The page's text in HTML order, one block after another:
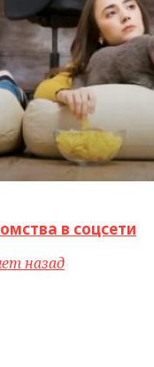
в соцсети
назад